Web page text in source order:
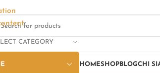
CATEGORY
HOMESHOP BLOGCHI